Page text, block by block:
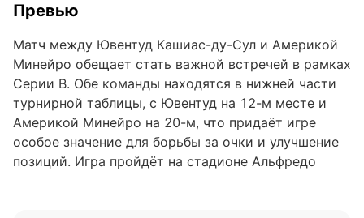
Превью
Матч между Ювентуд Кашиас-ду-Сул и Америкой
Минейро обещает стать важной встречей в рамках
Серии B. Обе команды находятся в нижней части
турнирной таблицы, с Ювентуд на 12-м месте и
Америкой Минейро на 20-м, что придаёт игре
особое значение для борьбы за очки и улучшение
позиций. Игра пройдёт на стадионе Альфредо